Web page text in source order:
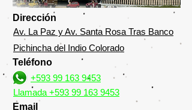
Dirección
Av. La Paz y Av. Santa Rosa Tras Banco
Pichincha del Indio Colorado
Teléfono
+593 99 163 9453
Llamada +593 99 163 9453
Email